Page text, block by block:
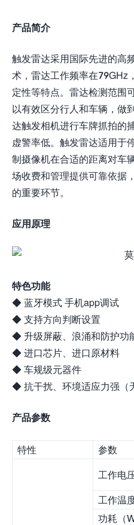
产品简介
触发雷达采用国际先进的高
术，雷达工作频率在79GHz
定性等特点。雷达检测范围
以有效区分行人和车辆，做
达触发相机进行车牌抓拍的
虚警率低。触发雷达适用于
制摄像机在合适的距离对车
场收费和管理提供可靠依据
的重要环节。
应用原理
特色功能
◆ 蓝牙模式 手机app调试
◆ 支持方向判断设置
◆ 升级屏蔽、浪涌和防护功
◆ 进口芯片、进口原材料
◆ 车规级元器件
◆ 抗干扰、环境适应力强（
产品参数
特性 参数
工作电
工作温
功耗（W